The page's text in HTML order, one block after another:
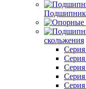
скольжения